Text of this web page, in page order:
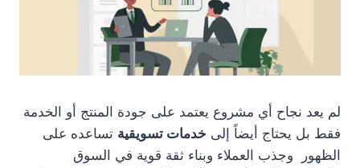
لم يعد نجاح أي مشروع يعتمد على جودة المنتج أو الخدمة
فقط بل يحتاج أيضاً إلى خدمات تسويقية تساعده على
الظهور وجذب العملاء وبناء ثقة قوية في السوق